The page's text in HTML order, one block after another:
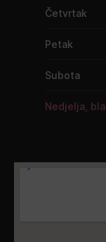
Četvrtak
Petak
Subota
Nedjelja,